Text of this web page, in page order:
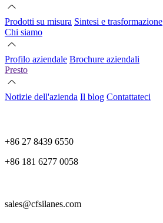
Prodotti su misura Sintesi e trasformazione
Chi siamo
Profilo aziendale Brochure aziendali
Presto
Notizie dell'azienda Il blog Contattateci
+86 27 8439 6550
+86 181 6277 0058
sales@cfsilanes.com